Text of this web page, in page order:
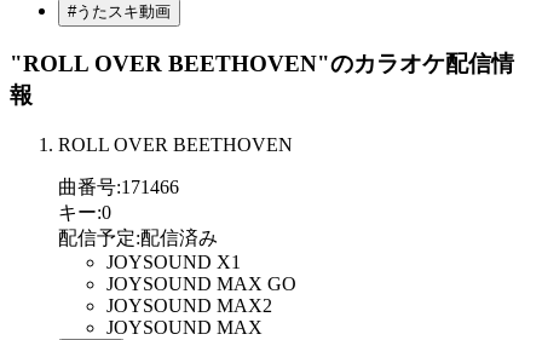
#うたスキ動画
"ROLL OVER BEETHOVEN"のカラオケ配信情
報
ROLL OVER BEETHOVEN
曲番号:171466
キー:0
配信予定:配信済み
JOYSOUND X1
JOYSOUND MAX GO
JOYSOUND MAX2
JOYSOUND MAX